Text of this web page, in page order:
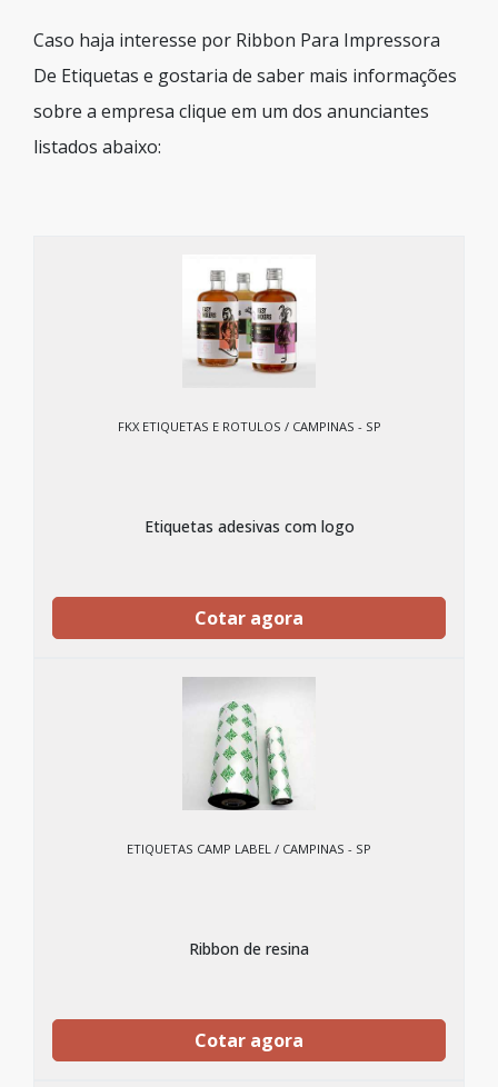
Caso haja interesse por Ribbon Para Impressora
De Etiquetas e gostaria de saber mais informações
sobre a empresa clique em um dos anunciantes
listados abaixo:
FKX ETIQUETAS E ROTULOS / CAMPINAS - SP
Etiquetas adesivas com logo
Cotar agora
ETIQUETAS CAMP LABEL / CAMPINAS - SP
Ribbon de resina
Cotar agora